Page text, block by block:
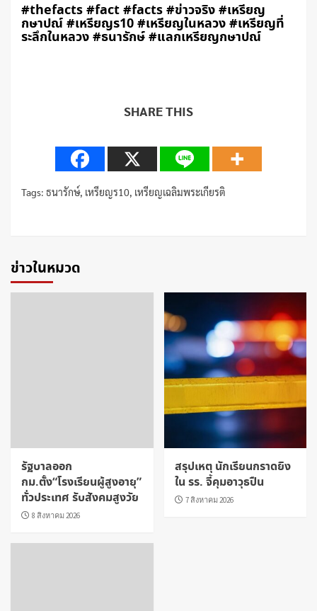
#thefacts #fact #facts #ข่าวจริง #เหรียญ
กษาปณ์ #เหรียญร10 #เหรียญในหลวง #เหรียญที่
ระลึกในหลวง #ธนารักษ์ #แลกเหรียญกษาปณ์
SHARE THIS
Tags: ธนารักษ์, เหรียญร10, เหรียญเฉลิมพระเกียรติ
Reading
ข่าวในหมวด
รัฐบาลออก
กม.ตั้ง“โรงเรียนผู้สูงอายุ”
ทั่วประเทศ รับสังคมสูงวัย
8 สิงหาคม 2026
สรุปเหตุ นักเรียนกราดยิง
ใน รร. จี้คุมอาวุธปืน
7 สิงหาคม 2026